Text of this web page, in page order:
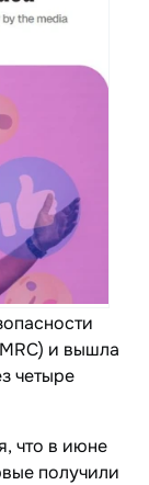
и вышла
четыре
что в июне
получили